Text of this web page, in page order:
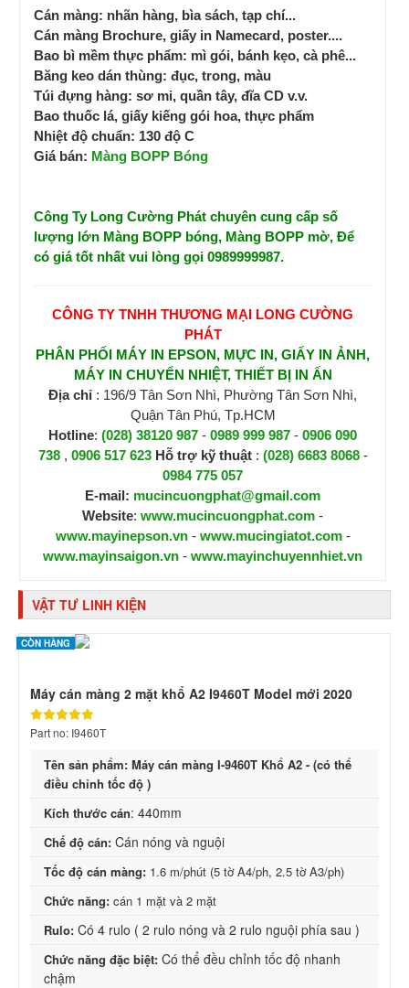
Cán màng: nhãn hàng, bìa sách, tạp chí...
Cán màng Brochure, giấy in Namecard, poster....
Bao bì mềm thực phẩm: mì gói, bánh kẹo, cà phê...
Băng keo dán thùng: đục, trong, màu
Túi đựng hàng: sơ mi, quần tây, đĩa CD v.v.
Bao thuốc lá, giấy kiếng gói hoa, thực phẩm
Nhiệt độ chuẩn: 130 độ C
Giá bán: Màng BOPP Bóng
Công Ty Long Cường Phát chuyên cung cấp số
lượng lớn Màng BOPP bóng, Màng BOPP mờ, Để
có giá tốt nhất vui lòng gọi 0989999987.
CÔNG TY TNHH THƯƠNG MẠI LONG CƯỜNG
PHÁT
PHÂN PHỐI MÁY IN EPSON, MỰC IN, GIẤY IN ẢNH,
MÁY IN CHUYỂN NHIỆT, THIẾT BỊ IN ẤN
Địa chỉ : 196/9 Tân Sơn Nhì, Phường Tân Sơn Nhì,
Quận Tân Phú, Tp.HCM
Hotline: (028) 38120 987 - 0989 999 987 - 0906 090
738, 0906 517 623 Hỗ trợ kỹ thuật : (028) 6683 8068-
0984 775 057
E-mail: mucincuongphat@gmail.com
Website: www.mucincuongphat.com -
www.mayinepson.vn- www.mucingiatot.com-
www.mayinsaigon.vn - www.mayinchuyennhiet.vn
VẬT TƯ LINH KIỆN
CÒN HÀNG
Máy cán màng 2 mặt khổ A2 I9460T Model mới 2020
Part no: I9460T
Tên sản phẩm: Máy cán màng I-9460T Khổ A2 - (có thể
điều chỉnh tốc độ )
Kích thước cán: 440mm
Chế độ cán: Cán nóng và nguội
Tốc độ cán màng: 1.6 m/phút (5 tờ A4/ph, 2.5 tờ A3/ph)
Chức năng: cán 1 mặt và 2 mặt
Rulo: Có 4 rulo ( 2 rulo nóng và 2 rulo nguội phía sau )
Chức năng đặc biệt: Có thể đều chỉnh tốc độ nhanh
chậm